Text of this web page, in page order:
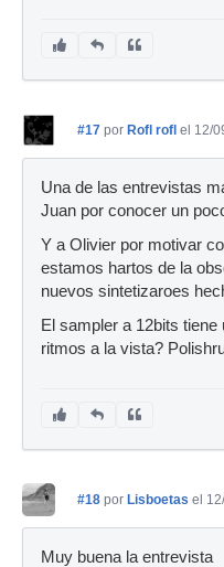
#17 por Rofl rofl el 12/
Una de las entrevistas
Juan por conocer un
Y a Olivier por motivar
estamos hartos de la
nuevos sintetizaroes
El sampler a 12bits
ritmos a la vista?
#18 por Lisboetas el
Muy buena la entrevista